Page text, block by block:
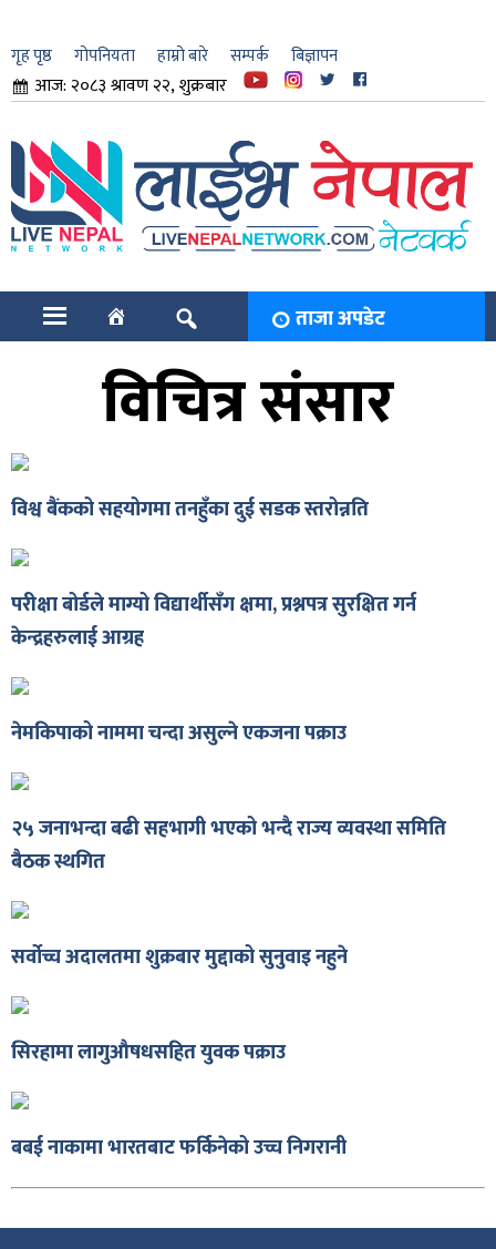
गृह पृष्ठ गोपनियता हाम्रो बारे सम्पर्क बिज्ञापन
आज: २०८३ श्रावण २२, शुक्रबार
ताजा अपडेट
विचित्र संसार
विश्व बैंकको सहयोगमा तनहुँका दुई सडक स्तरोन्नति
परीक्षा बोर्डले माग्यो विद्यार्थीसँग क्षमा, प्रश्नपत्र सुरक्षित गर्न
केन्द्रहरुलाई आग्रह
नेमकिपाको नाममा चन्दा असुल्ने एकजना पक्राउ
२५ जनाभन्दा बढी सहभागी भएको भन्दै राज्य व्यवस्था समिति
बैठक स्थगित
सर्वोच्च अदालतमा शुक्रबार मुद्दाको सुनुवाइ नहुने
सिरहामा लागुऔषधसहित युवक पक्राउ
बबई नाकामा भारतबाट फर्किनेको उच्च निगरानी